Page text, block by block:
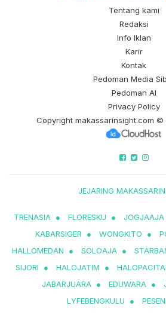
Tentang kami
Redaksi
Info Iklan
Karir
Kontak
Pedoman Media
Pedoman AI
Privacy Policy
Copyright makassarinsight.com ©
JEJARING
TRENASIA ● FLORESKU ● JOGJAAJA
KABARSIGER
● WONGKITO ●
HALLOMEDAN
● SOLOAJA ●
SIJORI
● HALOJATIM ●
JABARJUARA ● EDUWARA ●
LYFEBENGKULU
●